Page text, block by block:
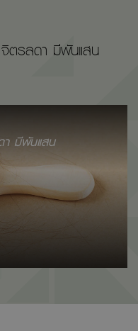
ตรลดา มีพันแสน
มีพันแสน